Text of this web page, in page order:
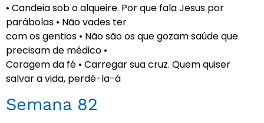
• Candeia sob o alqueire. Por que fala Jesus por
parábolas • Não vades ter
com os gentios • Não são os que gozam saúde que
precisam de médico •
Coragem da fé • Carregar sua cruz. Quem quiser
salvar a vida, perdê-la-á
Semana 82